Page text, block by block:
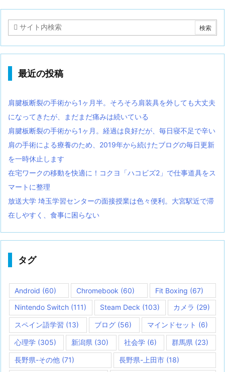
最近の投稿
肩腱板断裂の手術から1ヶ月半。そろそろ肩装具を外しても大丈夫
になってきたが、まだまだ痛みは続いている
肩腱板断裂の手術から1ヶ月。経過は良好だが、毎日寝不足で辛い
肩の手術による療養のため、2019年から続けたブログの毎日更新
を一時休止します
在宅ワークの移動を快適に！コクヨ「ハコビズ2」で仕事道具をス
マートに整理
放送大学 埼玉学習センターの面接授業は色々便利。大宮駅近で滞
在しやすく、食事に困らない
タグ
Android (60) Chromebook (60) Fit Boxing (67)
Nintendo Switch (111) Steam Deck (103) カメラ (29)
スペイン語学習 (13) ブログ (56) マインドセット (6)
心理学 (305) 新潟県 (30) 社会学(6) 群馬県 (23)
長野県-その他 (71) 長野県-上田市(18)